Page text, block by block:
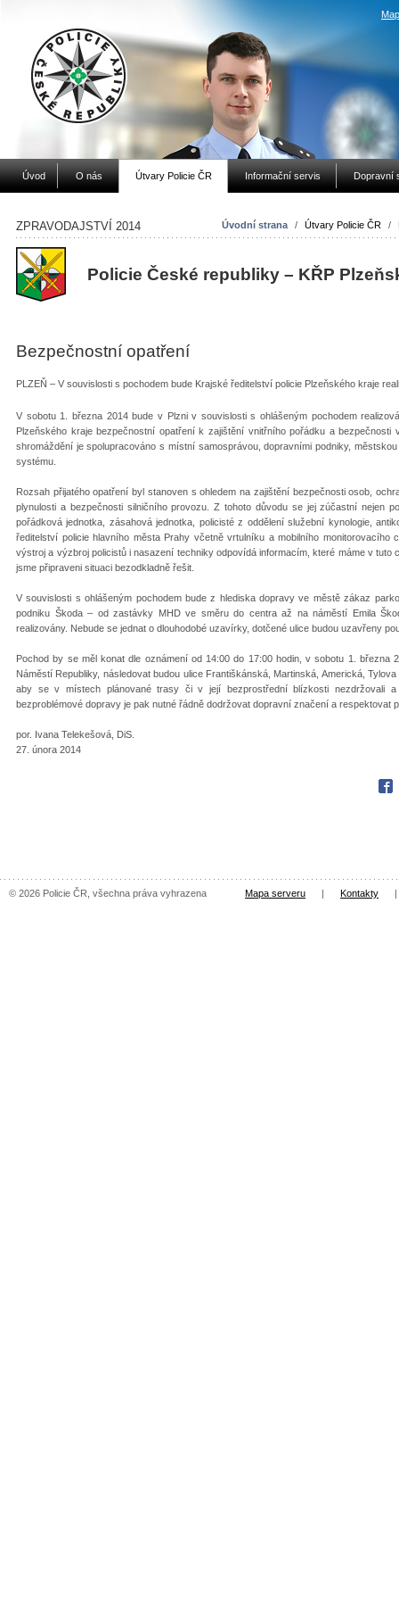
Úvod O nás Útvary Policie ČR Informační servis Dopravní
Úvodní strana / Útvary Policie ČR /
ZPRAVODAJSTVÍ 2014
Policie České republiky – KŘP
Bezpečnostní opatření
PLZEŇ – V souvislosti s pochodem bude Krajské ředitelství policie Plzeňského kraje
V sobotu 1. března 2014 bude v Plzni v souvislosti s ohlášeným pochodem
Plzeňského kraje bezpečnostní opatření k zajištění vnitřního pořádku a
shromáždění je spolupracováno s místní samosprávou, dopravními podniky,
systému.
Rozsah přijatého opatření byl stanoven s ohledem na zajištění bezpečnosti osob,
plynulosti a bezpečnosti silničního provozu. Z tohoto důvodu se jej zúčastní nejen
pořádková jednotka, zásahová jednotka, policisté z oddělení služební kynologie,
ředitelství policie hlavního města Prahy včetně vrtulníku a mobilního monitorovacího
výstroj a výzbroj policistů i nasazení techniky odpovídá informacím, které máme v tuto
jsme připraveni situaci bezodkladně řešit.
V souvislosti s ohlášeným pochodem bude z hlediska dopravy ve městě zákaz
podniku Škoda – od zastávky MHD ve směru do centra až na náměstí Emila
realizovány. Nebude se jednat o dlouhodobé uzavírky, dotčené ulice budou uzavřeny
Pochod by se měl konat dle oznámení od 14:00 do 17:00 hodin, v sobotu 1. března
Náměstí Republiky, následovat budou ulice Františkánská, Martinská, Americká,
aby se v místech plánované trasy či v její bezprostřední blízkosti nezdržovali
bezproblémové dopravy je pak nutné řádně dodržovat dopravní značení a respektovat
por. Ivana Telekešová, DiS.
27. února 2014
© 2026 Policie ČR, všechna práva vyhrazena Mapa serveru | Kontakty |